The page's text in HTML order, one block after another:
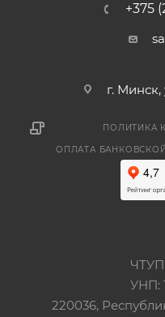
+375
г. Минск,
ПОЛИТИКА
ОПЛАТА
УНП:
220036,